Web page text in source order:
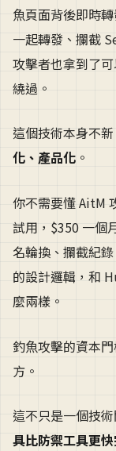
魚頁面背後即時
一起轉發、攔截
攻擊者也拿到了
繞過。
這個技術本身不
化、產品化 。
你不需要懂 AitM
試用，$350 一個
名輪換、攔截紀
的設計邏輯，和
麼兩樣。
釣魚攻擊的資本
方。
這不只是一個技
具比防禦工具更